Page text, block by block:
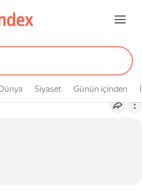
Siyaset Günün içinden